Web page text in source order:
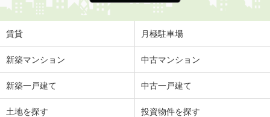
賃貸 月極駐車場
新築マンション 中古マンション
新築一戸建て 中古一戸建て
土地を探す 投資物件を探す